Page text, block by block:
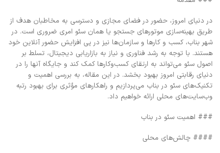
در دنیای امروز، حضور در فضای مجازی و دسترسی به مخاطبان هدف از
طریق بهینه‌سازی موتورهای جستجو یا همان سئو امری ضروری است. در
شهر بناب، کسب و کارها و سازمان‌ها نیز در پی افزایش حضور آنلاین خود
هستند. با توجه به رشد فناوری و نیاز به بازاریابی دیجیتال، تسلط بر
اصول سئو می‌تواند به ارتقای کسب‌وکارها کمک کند و جایگاه آنها را در
دنیای رقابتی امروز بهبود بخشد. در این مقاله، به بررسی اهمیت و
تکنیک‌های سئو در بناب می‌پردازیم و راهکارهای مؤثری برای بهبود رتبه
وب‌سایت‌های محلی ارائه خواهیم داد.
### اهمیت سئو در بناب
#### چالش‌های محلی